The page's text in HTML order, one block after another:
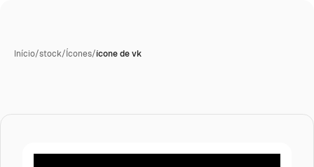
Início/stock/Ícones/ícone de vk